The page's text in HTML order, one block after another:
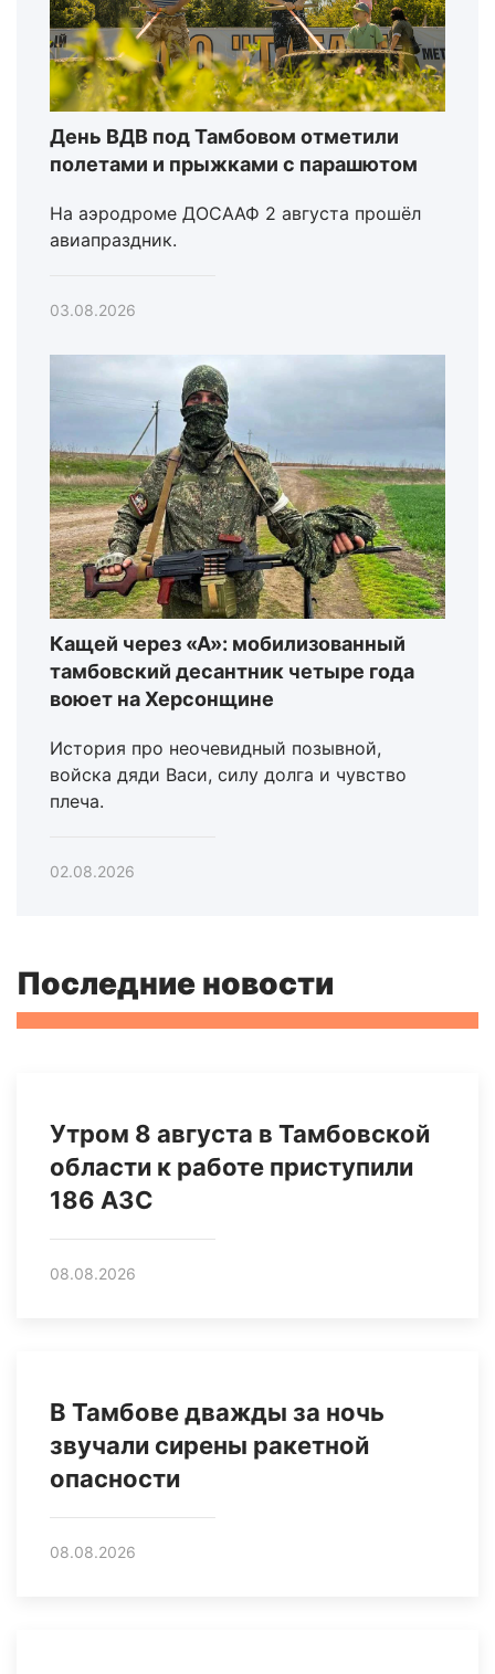
День ВДВ под Тамбовом отметили
полетами и прыжками с парашютом
На аэродроме ДОСААФ 2 августа прошёл
авиапраздник.
03.08.2026
Кащей через «А»: мобилизованный
тамбовский десантник четыре года
воюет на Херсонщине
История про неочевидный позывной,
войска дяди Васи, силу долга и чувство
плеча.
02.08.2026
Последние новости
Утром 8 августа в Тамбовской
области к работе приступили
186 АЗС
08.08.2026
В Тамбове дважды за ночь
звучали сирены ракетной
опасности
08.08.2026